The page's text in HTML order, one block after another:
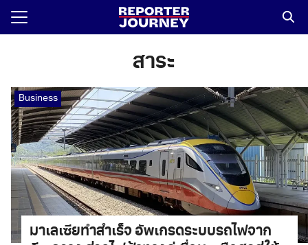
Skip
สาระ
Business
มาเลเซียทำสำเร็จ อัพเกรดระบบรถไฟจาก